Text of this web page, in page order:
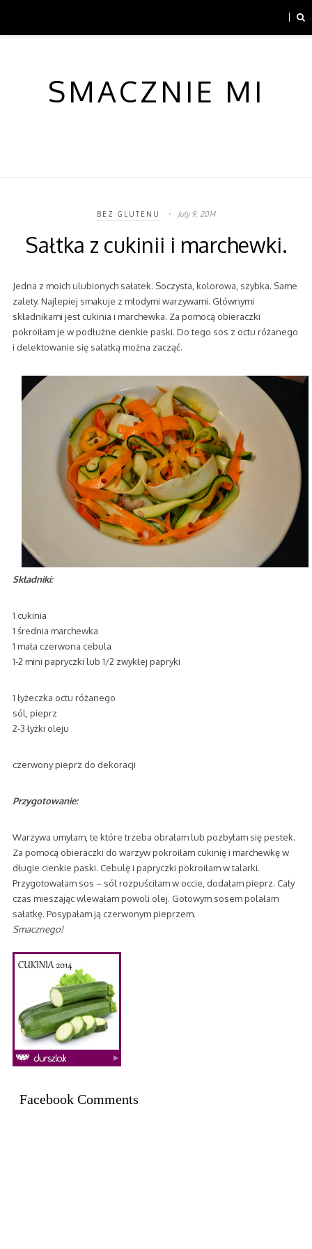
SMACZNIE MI
BEZ GLUTENU July 9, 2014
Sałtka z cukinii i marchewki.
Jedna z moich ulubionych sałatek. Soczysta, kolorowa, szybka. Same
zalety. Najlepiej smakuje z młodymi warzywami. Głównymi
składnikami jest cukinia i marchewka. Za pomocą obieraczki
pokroiłam je w podłużne cienkie paski. Do tego sos z octu różanego
i delektowanie się sałatką można zacząć.
Składniki:
1 cukinia
1 średnia marchewka
1 mała czerwona cebula
1-2 mini papryczki lub 1/2 zwykłej papryki
1 łyżeczka octu różanego
sól, pieprz
2-3 łyżki oleju
czerwony pieprz do dekoracji
Przygotowanie:
Warzywa umyłam, te które trzeba obrałam lub pozbyłam się pestek.
Za pomocą obieraczki do warzyw pokroiłam cukinię i marchewkę w
długie cienkie paski. Cebulę i papryczki pokroiłam w talarki.
Przygotowałam sos – sól rozpuściłam w occie, dodałam pieprz. Cały
czas mieszając wlewałam powoli olej. Gotowym sosem polałam
sałatkę. Posypałam ją czerwonym pieprzem.
Smacznego!
Facebook Comments